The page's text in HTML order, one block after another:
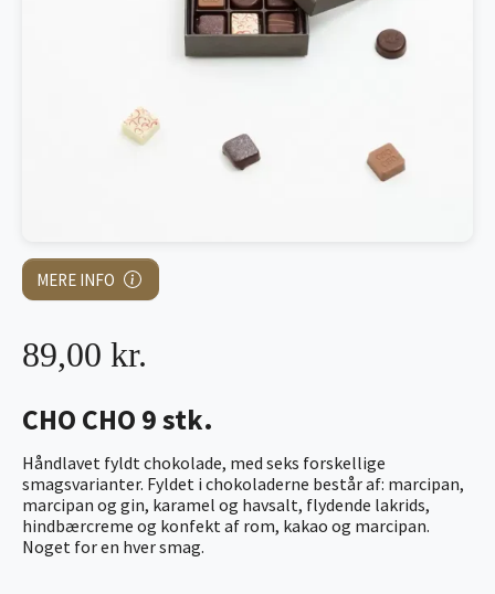
MERE INFO
CHO CHO 9 stk.
Håndlavet fyldt chokolade, med seks forskellige
smagsvarianter. Fyldet i chokoladerne består af: marcipan,
marcipan og gin, karamel og havsalt, flydende lakrids,
hindbærcreme og konfekt af rom, kakao og marcipan.
Noget for en hver smag.
89,00 kr.